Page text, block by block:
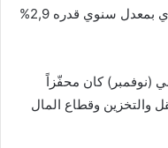
وعلى سبيل المقارنة، نما الاقتصاد الكندي بمعدل سنوي قدره 2,9%
(نوفمبر) كان محفّزاً
والتخزين وقطاع المال